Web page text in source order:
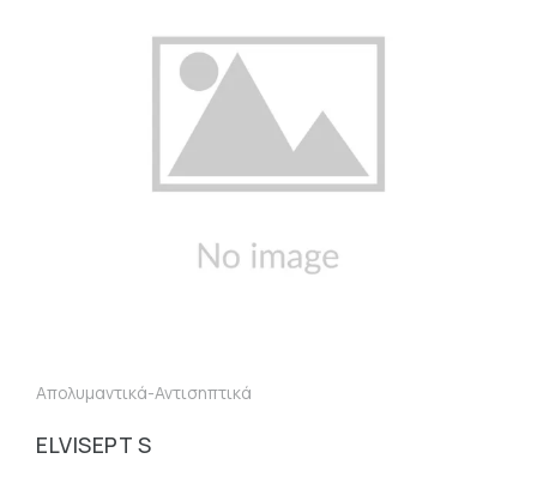
Απολυμαντικά-Αντισηπτικά
ELVISEPT S